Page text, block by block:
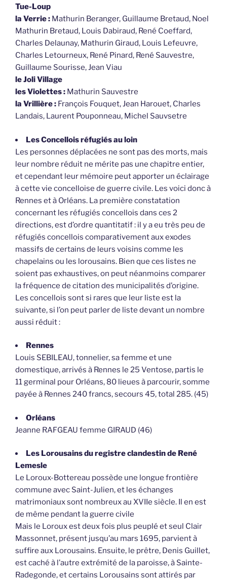
Tue-Loup
la Verrie : Mathurin Beranger, Guillaume Bretaud, Noel
Mathurin Bretaud, Louis Dabiraud, René Coeffard,
Charles Delaunay, Mathurin Giraud, Louis Lefeuvre,
Charles Letourneux, René Pinard, René Sauvestre,
Guillaume Sourisse, Jean Viau
le Joli Village
les Violettes : Mathurin Sauvestre
la Vrillière : François Fouquet, Jean Harouet, Charles
Landais, Laurent Pouponneau, Michel Sauvsetre
Les Concellois réfugiés au loin
Les personnes déplacées ne sont pas des morts, mais
leur nombre réduit ne mérite pas une chapitre entier,
et cependant leur mémoire peut apporter un éclairage
à cette vie concelloise de guerre civile. Les voici donc à
Rennes et à Orléans. La première constatation
concernant les réfugiés concellois dans ces 2
directions, est d’ordre quantitatif : il y a eu très peu de
réfugiés concellois comparativement aux exodes
massifs de certains de leurs voisins comme les
chapelains ou les lorousains. Bien que ces listes ne
soient pas exhaustives, on peut néanmoins comparer
la fréquence de citation des municipalités d’origine.
Les concellois sont si rares que leur liste est la
suivante, si l’on peut parler de liste devant un nombre
aussi réduit :
Rennes
Louis SEBILEAU, tonnelier, sa femme et une
domestique, arrivés à Rennes le 25 Ventose, partis le
11 germinal pour Orléans, 80 lieues à parcourir, somme
payée à Rennes 240 francs, secours 45, total 285. (45)
Orléans
Jeanne RAFGEAU femme GIRAUD (46)
Les Lorousains du registre clandestin de René
Lemesle
Le Loroux-Bottereau possède une longue frontière
commune avec Saint-Julien, et les échanges
matrimoniaux sont nombreux au XVIIe siècle. Il en est
de même pendant la guerre civile
Mais le Loroux est deux fois plus peuplé et seul Clair
Massonnet, présent jusqu’au mars 1695, parvient à
suffire aux Lorousains. Ensuite, le prêtre, Denis Guillet,
est caché à l’autre extrémité de la paroisse, à Sainte-
Radegonde, et certains Lorousains sont attirés par